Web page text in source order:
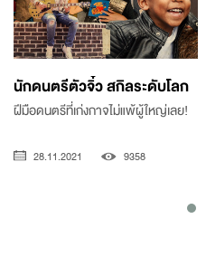
นักดนตรีตัวจิ๋ว สกิลระดับโลก
ฝีมือดนตรีที่เก่งกาจไม่แพ้ผู้ใหญ่เลย!
28.11.2021 9358